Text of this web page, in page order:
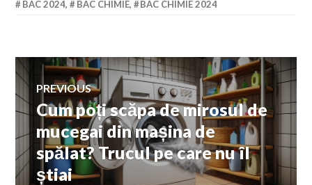
BAC 2024, BAC CHIMIE, BAC CHIMIE 2024
Navigare
în
articole
PREVIOUS
Previous
post:
Cum poți scăpa de mirosul de
mucegai din mașina de
spălat? Trucul pe care nu îl
știai